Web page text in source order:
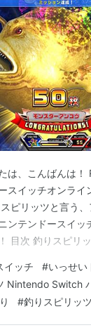
は、こんばんは！
スイッチオンライ
ピリッツと言う
ンテンドースイッ
目次 釣りスピリ
認 まとめ セール
ージョン ニンテ
釣りスピリッツ
てみた。 このゲ
イッチ #いっせい
Nintendo Switch
#釣りスピリッツ